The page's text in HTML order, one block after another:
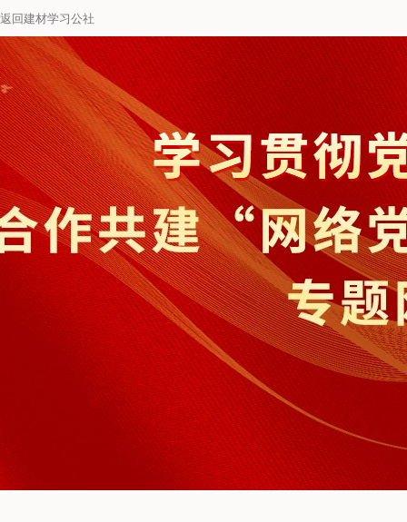
返回建材学习公社